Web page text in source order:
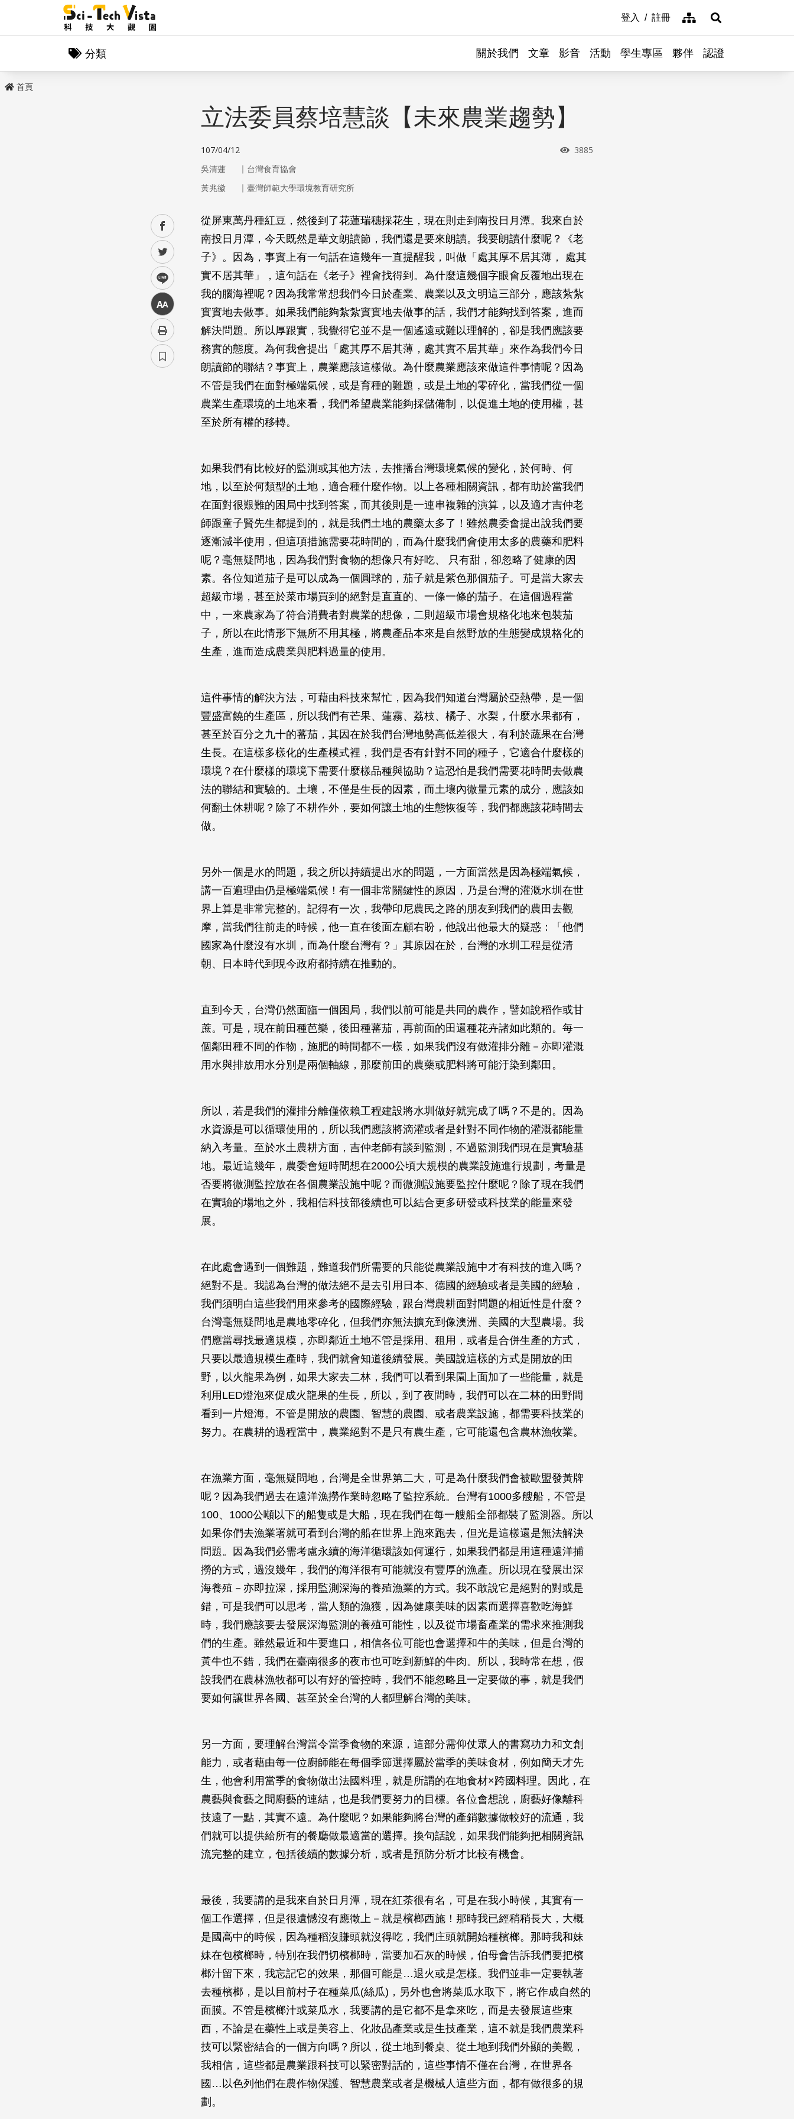
登入 註冊 網站導覽展開搜尋
分類 關於我們 文章 影音 活動 學生專區 夥伴 認證
首頁
facebook
twitter
line
中
立法委員蔡培慧談【未來農業趨勢】
107/04/12 瀏覽次數
3885
吳清蓮 ｜ 台灣食育協會
黃兆徽
｜ 臺灣師範大學環境教育研究所
從屏東萬丹種紅豆，然後到了花蓮瑞穗採花生，現在則走到南投日月潭。我來自於
南投日月潭，今天既然是華文朗讀節，我們還是要來朗讀。我要朗讀什麼呢？《老
子》。因為，事實上有一句話在這幾年一直提醒我，叫做「處其厚不居其薄， 處其
實不居其華」，這句話在《老子》裡會找得到。為什麼這幾個字眼會反覆地出現在
我的腦海裡呢？因為我常常想我們今日於產業、農業以及文明這三部分，應該紮紮
實實地去做事。如果我們能夠紮紮實實地去做事的話，我們才能夠找到答案，進而
解決問題。所以厚跟實，我覺得它並不是一個遙遠或難以理解的，卻是我們應該要
務實的態度。為何我會提出「處其厚不居其薄，處其實不居其華」來作為我們今日
朗讀節的聯結？事實上，農業應該這樣做。為什麼農業應該來做這件事情呢？因為
不管是我們在面對極端氣候，或是育種的難題，或是土地的零碎化，當我們從一個
農業生產環境的土地來看，我們希望農業能夠採儲備制，以促進土地的使用權，甚
至於所有權的移轉。
如果我們有比較好的監測或其他方法，去推播台灣環境氣候的變化，於何時、何
地，以至於何類型的土地，適合種什麼作物。以上各種相關資訊，都有助於當我們
在面對很艱難的困局中找到答案，而其後則是一連串複雜的演算，以及適才吉仲老
師跟童子賢先生都提到的，就是我們土地的農藥太多了！雖然農委會提出說我們要
逐漸減半使用，但這項措施需要花時間的，而為什麼我們會使用太多的農藥和肥料
呢？毫無疑問地，因為我們對食物的想像只有好吃、 只有甜，卻忽略了健康的因
素。各位知道茄子是可以成為一個圓球的，茄子就是紫色那個茄子。可是當大家去
超級市場，甚至於菜市場買到的絕對是直直的、一條一條的茄子。在這個過程當
中，一來農家為了符合消費者對農業的想像，二則超級市場會規格化地來包裝茄
子，所以在此情形下無所不用其極，將農產品本來是自然野放的生態變成規格化的
生產，進而造成農業與肥料過量的使用。
這件事情的解決方法，可藉由科技來幫忙，因為我們知道台灣屬於亞熱帶，是一個
豐盛富饒的生產區，所以我們有芒果、蓮霧、荔枝、橘子、水梨，什麼水果都有，
甚至於百分之九十的蕃茄，其因在於我們台灣地勢高低差很大，有利於蔬果在台灣
生長。在這樣多樣化的生產模式裡，我們是否有針對不同的種子，它適合什麼樣的
環境？在什麼樣的環境下需要什麼樣品種與協助？這恐怕是我們需要花時間去做農
法的聯結和實驗的。土壤，不僅是生長的因素，而土壤內微量元素的成分，應該如
何翻土休耕呢？除了不耕作外，要如何讓土地的生態恢復等，我們都應該花時間去
做。
另外一個是水的問題，我之所以持續提出水的問題，一方面當然是因為極端氣候，
講一百遍理由仍是極端氣候！有一個非常關鍵性的原因，乃是台灣的灌溉水圳在世
界上算是非常完整的。記得有一次，我帶印尼農民之路的朋友到我們的農田去觀
摩，當我們往前走的時候，他一直在後面左顧右盼，他說出他最大的疑惑：「他們
國家為什麼沒有水圳，而為什麼台灣有？」其原因在於，台灣的水圳工程是從清
朝、日本時代到現今政府都持續在推動的。
直到今天，台灣仍然面臨一個困局，我們以前可能是共同的農作，譬如說稻作或甘
蔗。可是，現在前田種芭樂，後田種蕃茄，再前面的田還種花卉諸如此類的。每一
個鄰田種不同的作物，施肥的時間都不一樣，如果我們沒有做灌排分離－亦即灌溉
用水與排放用水分別是兩個軸線，那麼前田的農藥或肥料將可能汙染到鄰田。
所以，若是我們的灌排分離僅依賴工程建設將水圳做好就完成了嗎？不是的。因為
水資源是可以循環使用的，所以我們應該將滴灌或者是針對不同作物的灌溉都能量
納入考量。至於水土農耕方面，吉仲老師有談到監測，不過監測我們現在是實驗基
地。最近這幾年，農委會短時間想在2000公頃大規模的農業設施進行規劃，考量是
否要將微測監控放在各個農業設施中呢？而微測設施要監控什麼呢？除了現在我們
在實驗的場地之外，我相信科技部後續也可以結合更多研發或科技業的能量來發
展。
在此處會遇到一個難題，難道我們所需要的只能從農業設施中才有科技的進入嗎？
絕對不是。我認為台灣的做法絕不是去引用日本、德國的經驗或者是美國的經驗，
我們須明白這些我們用來參考的國際經驗，跟台灣農耕面對問題的相近性是什麼？
台灣毫無疑問地是農地零碎化，但我們亦無法擴充到像澳洲、美國的大型農場。我
們應當尋找最適規模，亦即鄰近土地不管是採用、租用，或者是合併生產的方式，
只要以最適規模生產時，我們就會知道後續發展。美國說這樣的方式是開放的田
野，以火龍果為例，如果大家去二林，我們可以看到果園上面加了一些能量，就是
利用LED燈泡來促成火龍果的生長，所以，到了夜間時，我們可以在二林的田野間
看到一片燈海。不管是開放的農園、智慧的農園、或者農業設施，都需要科技業的
努力。在農耕的過程當中，農業絕對不是只有農生產，它可能還包含農林漁牧業。
在漁業方面，毫無疑問地，台灣是全世界第二大，可是為什麼我們會被歐盟發黃牌
呢？因為我們過去在遠洋漁撈作業時忽略了監控系統。台灣有1000多艘船，不管是
100、1000公噸以下的船隻或是大船，現在我們在每一艘船全部都裝了監測器。所以
如果你們去漁業署就可看到台灣的船在世界上跑來跑去，但光是這樣還是無法解決
問題。因為我們必需考慮永續的海洋循環該如何運行，如果我們都是用這種遠洋捕
撈的方式，過沒幾年，我們的海洋很有可能就沒有豐厚的漁產。所以現在發展出深
海養殖－亦即拉深，採用監測深海的養殖漁業的方式。我不敢說它是絕對的對或是
錯，可是我們可以思考，當人類的漁獲，因為健康美味的因素而選擇喜歡吃海鮮
時，我們應該要去發展深海監測的養殖可能性，以及從市場畜產業的需求來推測我
們的生產。雖然最近和牛要進口，相信各位可能也會選擇和牛的美味，但是台灣的
黃牛也不錯，我們在臺南很多的夜市也可吃到新鮮的牛肉。所以，我時常在想，假
設我們在農林漁牧都可以有好的管控時，我們不能忽略且一定要做的事，就是我們
要如何讓世界各國、甚至於全台灣的人都理解台灣的美味。
另一方面，要理解台灣當令當季食物的來源，這部分需仰仗眾人的書寫功力和文創
能力，或者藉由每一位廚師能在每個季節選擇屬於當季的美味食材，例如簡天才先
生，他會利用當季的食物做出法國料理，就是所謂的在地食材×跨國料理。因此，在
農藝與食藝之間廚藝的連結，也是我們要努力的目標。各位會想說，廚藝好像離科
技遠了一點，其實不遠。為什麼呢？如果能夠將台灣的產銷數據做較好的流通，我
們就可以提供給所有的餐廳做最適當的選擇。換句話說，如果我們能夠把相關資訊
流完整的建立，包括後續的數據分析，或者是預防分析才比較有機會。
最後，我要講的是我來自於日月潭，現在紅茶很有名，可是在我小時候，其實有一
個工作選擇，但是很遺憾沒有應徵上－就是檳榔西施！那時我已經稍稍長大，大概
是國高中的時候，因為種稻沒賺頭就沒得吃，我們庄頭就開始種檳榔。那時我和妹
妹在包檳榔時，特別在我們切檳榔時，當要加石灰的時候，伯母會告訴我們要把檳
榔汁留下來，我忘記它的效果，那個可能是…退火或是怎樣。我們並非一定要執著
去種檳榔，是以目前村子在種菜瓜(絲瓜)，另外也會將菜瓜水取下，將它作成自然的
面膜。不管是檳榔汁或菜瓜水，我要講的是它都不是拿來吃，而是去發展這些東
西，不論是在藥性上或是美容上、化妝品產業或是生技產業，這不就是我們農業科
技可以緊密結合的一個方向嗎？所以，從土地到餐桌、從土地到我們外顯的美觀，
我相信，這些都是農業跟科技可以緊密對話的，這些事情不僅在台灣，在世界各
國…以色列他們在農作物保護、智慧農業或者是機械人這些方面，都有做很多的規
劃。